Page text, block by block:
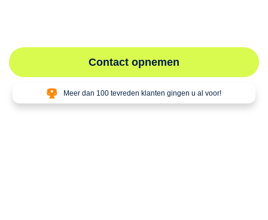
Contact opnemen
Meer dan 100 tevreden klanten gingen u al voor!